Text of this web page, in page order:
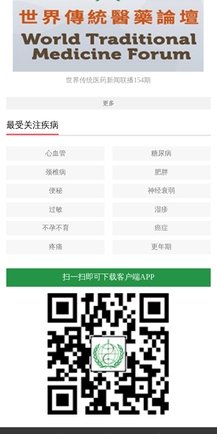
世界传统医药新闻联播154期
更多
最受关注疾病
心血管 糖尿病
颈椎病 肥胖
便秘 神经衰弱
过敏 湿疹
不孕不育 癌症
疼痛 更年期
扫一扫即可下载客户端APP